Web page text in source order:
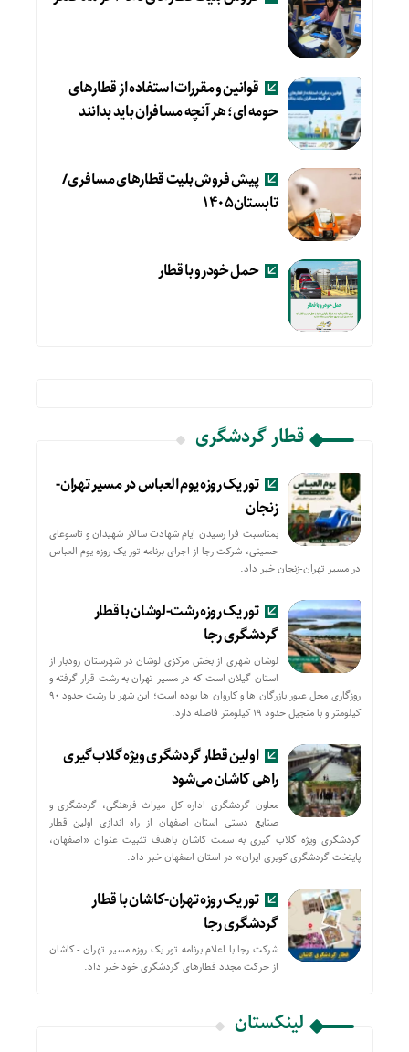
قوانین و مقررات استفاده از قطارهای
حومه ای؛ هر آنچه مسافران باید بدانند
پیش فروش بلیت قطارهای مسافری/
تابستان۱۴۰۵
حمل خودرو با قطار
قطار گردشگری
تور یک روزه یوم العباس در مسیر تهران-
زنجان
بمناسبت فرا رسیدن ایام شهادت سالار شهیدان و تاسوعای
حسینی، شرکت رجا از اجرای برنامه تور یک روزه یوم العباس
در مسیر تهران-زنجان خبر داد.
تور یک روزه رشت-لوشان با قطار
گردشگری رجا
لوشان شهری از بخش مرکزی لوشان در شهرستان رودبار از
استان گیلان است که در مسیر تهران به رشت قرار گرفته و
روزگاری محل عبور بازرگان ها و کاروان ها بوده است؛ این شهر با رشت حدود ۹۰
کیلومتر و با منجیل حدود ۱۹ کیلومتر فاصله دارد.
اولین قطار گردشگری ویژه گلاب‌گیری
راهی کاشان می‌شود
معاون گردشگری اداره کل میراث فرهنگی، گردشگری و
صنایع دستی استان اصفهان از راه اندازی اولین قطار
گردشگری ویژه گلاب گیری به سمت کاشان باهدف تثبیت عنوان «اصفهان،
پایتخت گردشگری کویری ایران» در استان اصفهان خبر داد.
تور یک روزه تهران-کاشان با قطار
گردشگری رجا
شرکت رجا با اعلام برنامه تور یک روزه مسیر تهران - کاشان
از حركت مجدد قطارهای گردشگری خود خبر داد.
لینکستان